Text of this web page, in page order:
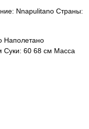
Nnapulitano Страны:
Наполетано
Суки: 60 68 см Масса